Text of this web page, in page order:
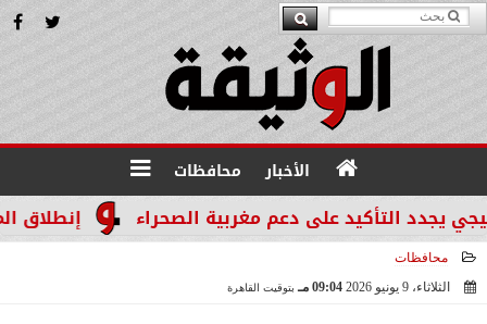
الأخبار محافظات
إنطلاق المرحله الثالثة التأكيد على دعم مغربية الصحراء
محافظات
الثلاثاء، 9 يونيو 2026
09:04 مـ بتوقيت القاهرة